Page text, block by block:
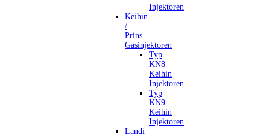
Injektoren
Keihin
/
Prins
Gasinjektoren
Typ
KN8
Keihin
Injektoren
Typ
KN9
Keihin
Injektoren
Landi